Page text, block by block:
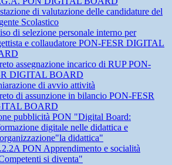
di valutazione delle candidature del
Scolastico
di selezione personale interno per
e collaudatore PON-FESR DIGITAL
assegnazione incarico di RUP PON-
DIGITAL BOARD
di avvio attività
di assunzione in bilancio PON-FESR
BOARD
pubblicità PON "Digital Board:
digitale nelle didattica e
didattica"
PON Apprendimento e socialità
si diventa"